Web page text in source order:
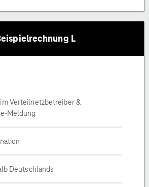
L
Verteilnetzbetreiber &
Meldung
Deutschlands